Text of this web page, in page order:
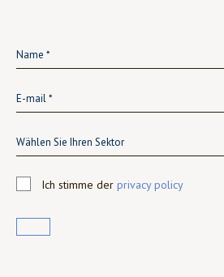
Wählen Sie Ihren Sektor
Ich stimme der privacy policy